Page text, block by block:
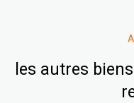
les autres